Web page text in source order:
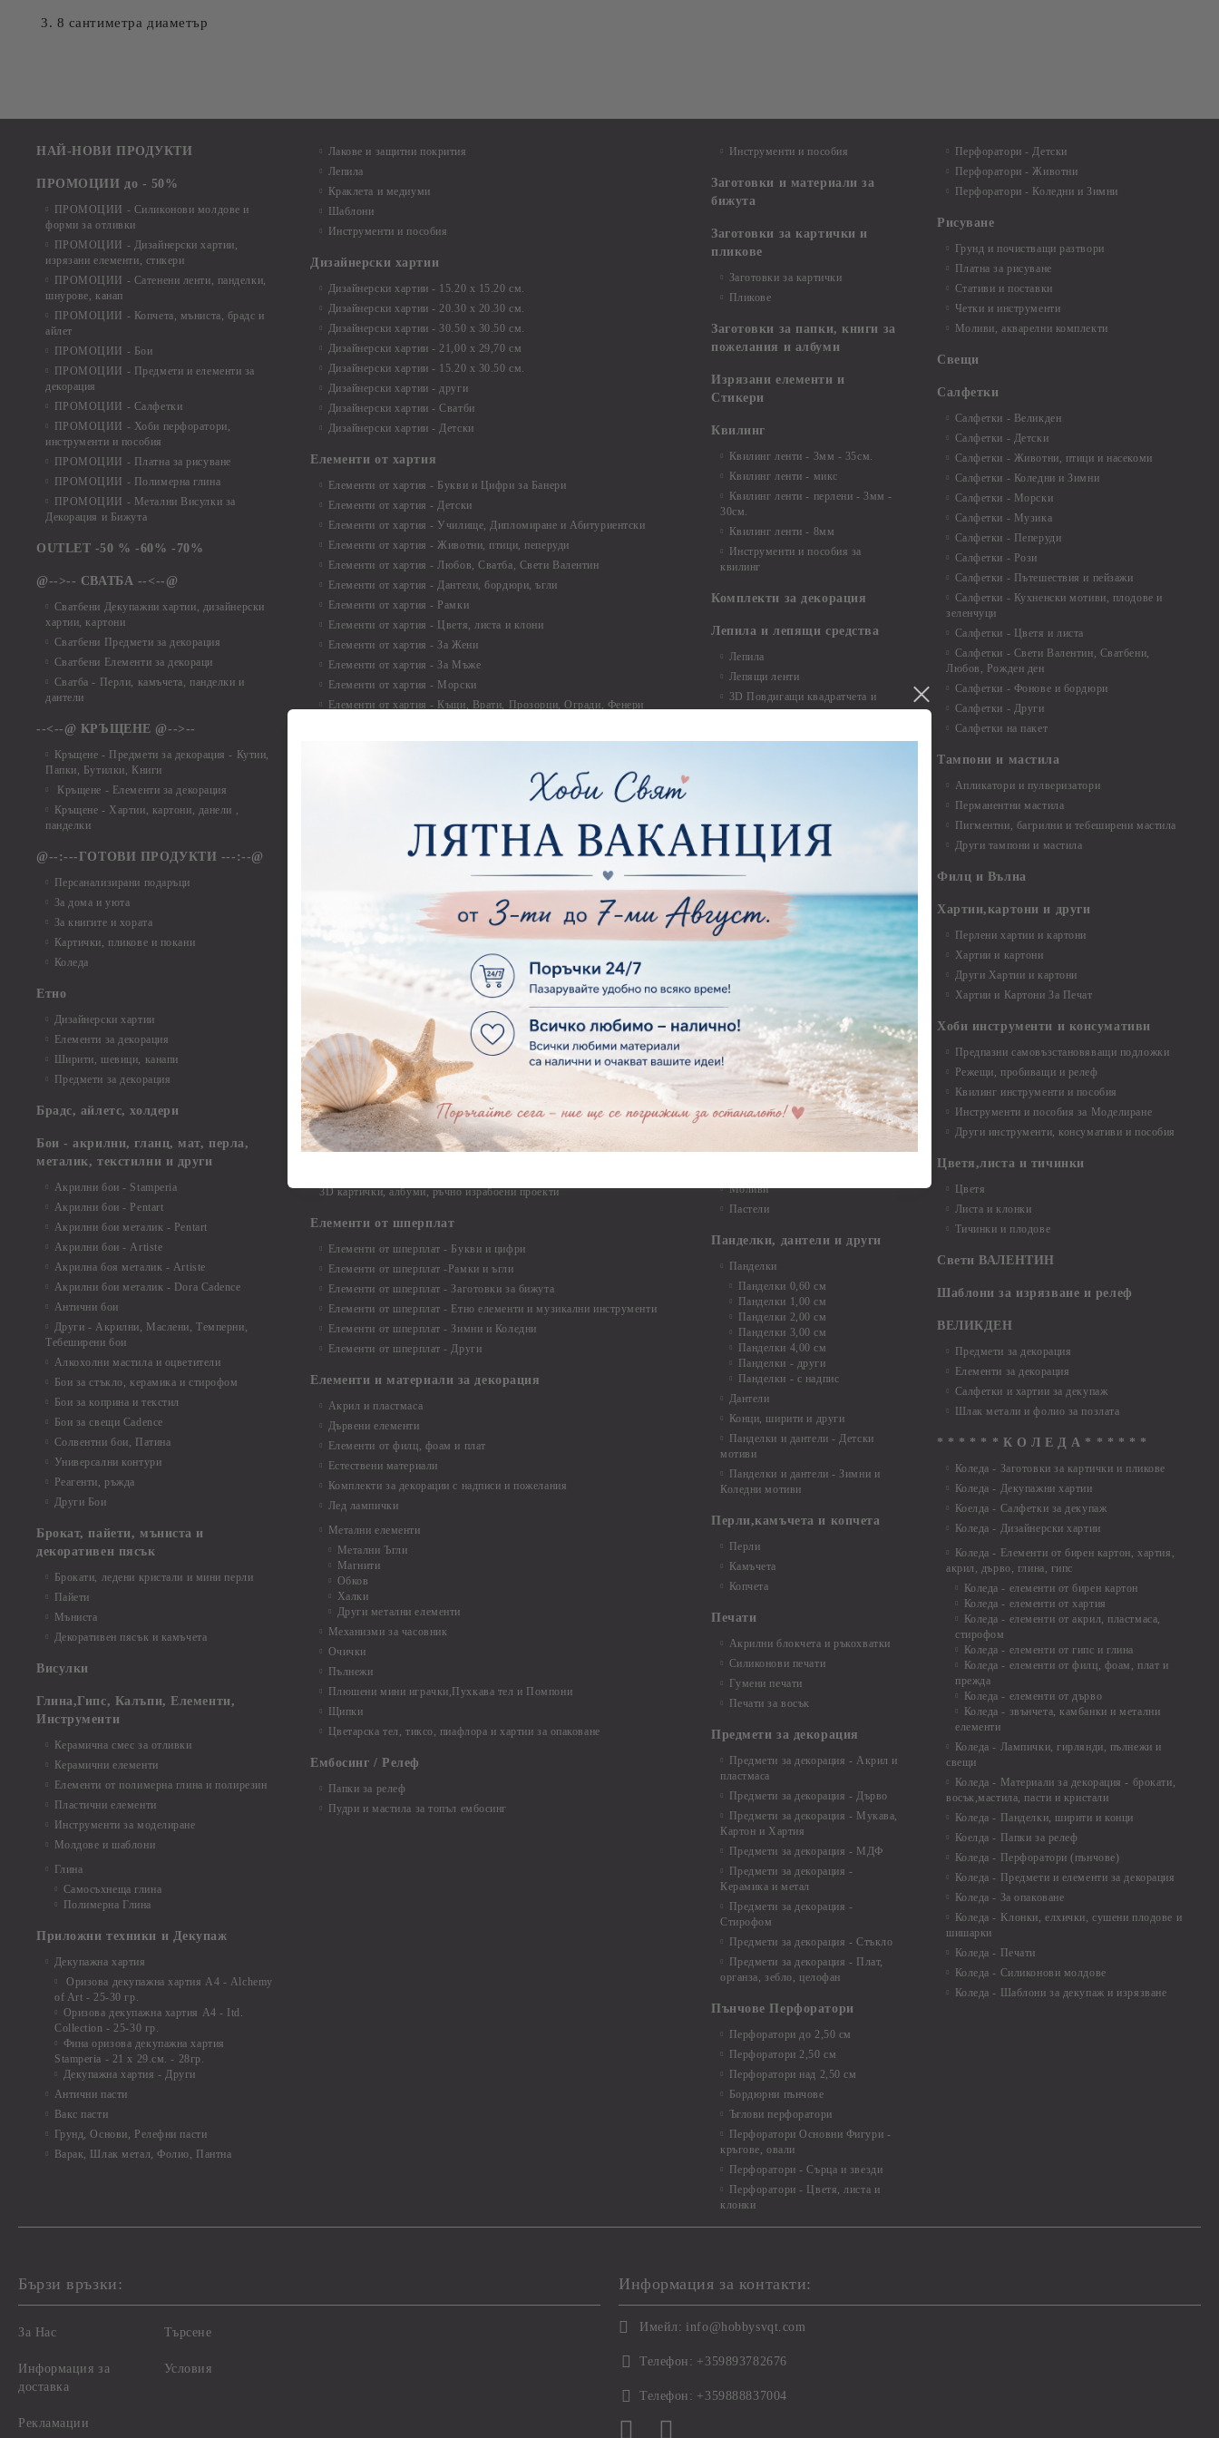
3. 8 сантиметра диаметър
НАЙ-НОВИ ПРОДУКТИ
ПРОМОЦИИ до - 50%
ПРОМОЦИИ - Силиконови молдове и
форми за отливки
ПРОМОЦИИ - Дизайнерски хартии,
изрязани елементи, стикери
ПРОМОЦИИ - Сатенени ленти, панделки,
шнурове, канап
ПРОМОЦИИ - Копчета, мъниста, брадс и
айлет
ПРОМОЦИИ - Бои
ПРОМОЦИИ - Предмети и елементи за
декорация
ПРОМОЦИИ - Салфетки
ПРОМОЦИИ - Хоби перфоратори,
инструменти и пособия
ПРОМОЦИИ - Платна за рисуване
ПРОМОЦИИ - Полимерна глина
ПРОМОЦИИ - Метални Висулки за
Декорация и Бижута
OUTLET -50 % -60% -70%
@-->-- СВАТБА --<--@
Сватбени Декупажни хартии, дизайнерски
хартии, картони
Сватбени Предмети за декорация
Сватбени Елементи за декораци
Сватба - Перли, камъчета, панделки и
дантели
--<--@ КРЪЩЕНЕ @-->--
Кръщене - Предмети за декорация - Кутии,
Папки, Бутилки, Книги
Кръщене - Елементи за декорация
Кръщене - Хартии, картони, данели ,
панделки
@--:---ГОТОВИ ПРОДУКТИ ---:--@
Персанализирани подаръци
За дома и уюта
За книгите и хората
Картички, пликове и покани
Коледа
Етно
Дизайнерски хартии
Елементи за декорация
Ширити, шевици, канапи
Предмети за декорация
Брадс, айлетс, холдери
Бои - акрилни, гланц, мат, перла,
металик, текстилни и други
Акрилни бои - Stamperia
Акрилни бои - Pentart
Акрилни бои металик - Pentart
Акрилни бои - Artiste
Акрилна боя металик - Artiste
Акрилни бои металик - Dora Cadence
Антични бои
Други - Акрилни, Маслени, Темперни,
Тебеширени бои
Алкохолни мастила и оцветители
Бои за стъкло, керамика и стирофом
Бои за коприна и текстил
Бои за свещи Cadence
Солвентни бои, Патина
Универсални контури
Реагенти, ръжда
Други Бои
Брокат, пайети, мъниста и
декоративен пясък
Брокати, ледени кристали и мини перли
Пайети
Мъниста
Декоративен пясък и камъчета
Висулки
Глина,Гипс, Калъпи, Елементи,
Инструменти
Керамична смес за отливки
Керамични елементи
Елементи от полимерна глина и полирезин
Пластични елементи
Инструменти за моделиране
Молдове и шаблони
Глина
Самосъхнеща глина
Полимерна Глина
Приложни техники и Декупаж
Декупажна хартия
Оризова декупажна хартия А4 - Alchemy
of Art - 25-30 гр.
Оризова декупажна хартия А4 - Itd.
Collection - 25-30 гр.
Фина оризова декупажна хартия
Stamperia - 21 х 29.см. - 28гр.
Декупажна хартия - Други
Антични пасти
Вакс пасти
Грунд, Основи, Релефни пасти
Варак, Шлак метал, Фолио, Пантна
Лакове и защитни покрития
Лепила
Краклета и медиуми
Шаблони
Инструменти и пособия
Дизайнерски хартии
Дизайнерски хартии - 15.20 х 15.20 см.
Дизайнерски хартии - 20.30 х 20.30 см.
Дизайнерски хартии - 30.50 х 30.50 см.
Дизайнерски хартии - 21,00 х 29,70 см
Дизайнерски хартии - 15.20 x 30.50 см.
Дизайнерски хартии - други
Дизайнерски хартии - Сватби
Дизайнерски хартии - Детски
Елементи от хартия
Елементи от хартия - Букви и Цифри за Банери
Елементи от хартия - Детски
Елементи от хартия - Училище, Дипломиране и Абитуриентски
Елементи от хартия - Животни, птици, пеперуди
Елементи от хартия - Любов, Сватба, Свети Валентин
Елементи от хартия - Дантели, бордюри, ъгли
Елементи от хартия - Рамки
Елементи от хартия - Цветя, листа и клони
Елементи от хартия - За Жени
Елементи от хартия - За Мъже
Елементи от хартия - Морски
Елементи от хартия - Къщи, Врати, Прозорци, Огради, Фенери
Елементи то хартия - Такове, табелки, етикети
Елементи от хартия - Готови композиции
Елементи от хартия - Микс елементи
Елементи от хартия - Коледа и Зима
Елементи от бирен картон
Елементи от бирен картон - Декоративни рамки
Елементи от бирен картон - Надписи на български
Елементи от бирен картон - Ъгли и орнаменти
Елементи от бирен картон - Сватба
Елементи от бирен картон - Училище, Дипломиране и Завършване
Елементи от бирен картон - Бебшки и Детски елементи
Елементи от бирен картон - Цветя и Животни
Елементи от бирен картон - Стиймпънк и Мъжки елементи
Елементи от бирен картон - Пътешестия - море, планина ,транспорт
Елементи от бирен картон - Други
Елементи от бирен картон - За миниатюри, дълбоки рамки, бебешки
съкровища и екслоадиращи кутии
Елементи от бирен картон - Коледа и Зима
3D картички, албуми, ръчно израбоени проекти
Елементи от шперплат
Елементи от шперплат - Букви и цифри
Елементи от шперплат -Рамки и ъгли
Елементи от шперплат - Заготовки за бижута
Елементи от шперплат - Етно елементи и музикални инструменти
Елементи от шперплат - Зимни и Коледни
Елементи от шперплат - Други
Елементи и материали за декорация
Акрил и пластмаса
Дървени елементи
Елементи от филц, фоам и плат
Естествени материали
Комплекти за декорации с надписи и пожелания
Лед лампички
Метални елементи
Метални Ъгли
Магнити
Обков
Халки
Други метални елементи
Механизми за часовник
Очички
Пълнежи
Плюшени мини играчки,Пухкава тел и Помпони
Щипки
Цветарска тел, тиксо, пиафлора и хартии за опаковане
Ембосинг / Релеф
Папки за релеф
Пудри и мастила за топъл ембосинг
Инструменти и пособия
Заготовки и материали за
бижута
Заготовки за картички и
пликове
Заготовки за картички
Пликове
Заготовки за папки, книги за
пожелания и албуми
Изрязани елементи и
Стикери
Квилинг
Квилинг ленти - 3мм - 35см.
Квилинг ленти - микс
Квилинг ленти - перлени - 3мм -
30см.
Квилинг ленти - 8мм
Инструменти и пособия за
квилинг
Комплекти за декорация
Лепила и лепящи средства
Лепила
Лепящи ленти
3D Повдигащи квадратчета и
ленти
Макраме
Макраме Основи - до 6,00 см
Макраме Основи - над 15,00 см
Макраме - Други материали
Опаковки
Мебелен обков и аксесоари
Закачалки
Крака за мебели
Други аксесоари, материали и
инструменти
Моливи, маркери, химикали,
пастели и восъци
Восъци
Моливи
Пастели
Панделки, дантели и други
Панделки
Панделки 0,60 см
Панделки 1,00 см
Панделки 2,00 см
Панделки 3,00 см
Панделки 4,00 см
Панделки - други
Панделки - с надпис
Дантели
Конци, ширити и други
Панделки и дантели - Детски
мотиви
Панделки и дантели - Зимни и
Коледни мотиви
Перли,камъчета и копчета
Перли
Камъчета
Копчета
Печати
Акрилни блокчета и ръкохватки
Силиконови печати
Гумени печати
Печати за восък
Предмети за декорация
Предмети за декорация - Акрил и
пластмаса
Предмети за декорация - Дърво
Предмети за декорация - Мукава,
Картон и Хартия
Предмети за декорация - МДФ
Предмети за декорация -
Керамика и метал
Предмети за декорация -
Стирофом
Предмети за декорация - Стъкло
Предмети за декорация - Плат,
органза, зебло, целофан
Пънчове Перфоратори
Перфоратори до 2,50 см
Перфоратори 2,50 см
Перфоратори над 2,50 см
Бордюрни пънчове
Ъглови перфоратори
Перфоратори Основни Фигури -
кръгове, овали
Перфоратори - Сърца и звезди
Перфоратори - Цветя, листа и
клонки
Перфоратори - Детски
Перфоратори - Животни
Перфоратори - Коледни и Зимни
Рисуване
Грунд и почистващи разтвори
Платна за рисуване
Стативи и поставки
Четки и инструменти
Моливи, акварелни комплекти
Свещи
Салфетки
Салфетки - Великден
Салфетки - Детски
Салфетки - Животни, птици и насекоми
Салфетки - Коледни и Зимни
Салфетки - Морски
Салфетки - Музика
Салфетки - Пеперуди
Салфетки - Рози
Салфетки - Пътешествия и пейзажи
Салфетки - Кухненски мотиви, плодове и
зеленчуци
Салфетки - Цветя и листа
Салфетки - Свети Валентин, Сватбени,
Любов, Рожден ден
Салфетки - Фонове и бордюри
Салфетки - Други
Салфетки на пакет
Тампони и мастила
Апликатори и пулверизатори
Перманентни мастила
Пигментни, багрилни и тебеширени мастила
Други тампони и мастила
Филц и Вълна
Хартии,картони и други
Перлени хартии и картони
Хартии и картони
Други Хартии и картони
Хартии и Картони За Печат
Хоби инструменти и консумативи
Предпазни самовъзстановяващи подложки
Режещи, пробиващи и релеф
Квилинг инструменти и пособия
Инструменти и пособия за Моделиране
Други инструменти, консумативи и пособия
Цветя,листа и тичинки
Цветя
Листа и клонки
Тичинки и плодове
Свети ВАЛЕНТИН
Шаблони за изрязване и релеф
ВЕЛИКДЕН
Предмети за декорация
Елементи за декорация
Салфетки и хартии за декупаж
Шлак метали и фолио за позлата
* * * * * * К О Л Е Д А * * * * * *
Коледа - Заготовки за картички и пликове
Коледа - Декупажни хартии
Коелда - Салфетки за декупаж
Коледа - Дизайнерски хартии
Коледа - Eлементи от бирен картон, хартия,
акрил, дърво, глина, гипс
Коледа - елементи от бирен картон
Коледа - елементи от хартия
Коледа - елементи от акрил, пластмаса,
стирофом
Коледа - елементи от гипс и глина
Коледа - елементи от филц, фоам, плат и
прежда
Коледа - елементи от дърво
Коледа - звънчета, камбанки и метални
елементи
Коледа - Лампички, гирлянди, пълнежи и
свещи
Коледа - Материали за декорация - брокати,
восък,мастила, пасти и кристали
Коледа - Панделки, ширити и конци
Коелда - Папки за релеф
Коледа - Перфоратори (пънчове)
Коледа - Предмети и елементи за декорация
Коледа - За опаковане
Коледа - Kлонки, елхички, сушени плодове и
шишарки
Коледа - Печати
Коледа - Силиконови молдове
Коледа - Шаблони за декупаж и изрязване
Бързи връзки:
За Нас
Информация за
доставка
Рекламации
Търсене
Условия
Информация за контакти:
Имейл: info@hobbysvqt.com
Телефон: +359893782676
Телефон: +359888837004